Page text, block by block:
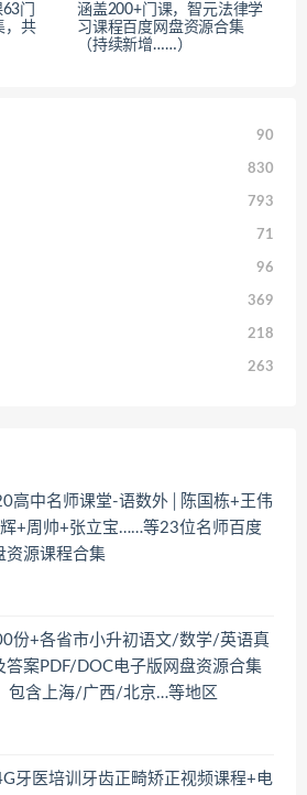
门
，共
涵盖200+门课，智元法律学
习课程百度网盘资源合集
（持续新增……）
90
830
793
71
96
369
218
263
高中名师课堂-语数外│陈国栋+王伟
+周帅+张立宝……等23位名师百度
资源课程合集
份+各省市小升初语文/数学/英语真
答案PDF/DOC电子版网盘资源合集
含上海/广西/北京…等地区
牙医培训牙齿正畸矫正视频课程+电